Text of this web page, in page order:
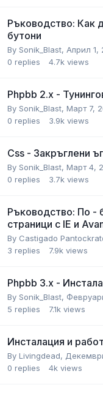
Ръководство: Как
бутони
By Sonik_Blast, Април 1,
0 replies 4.7k views
Phpbb 2.x -
By Sonik_Blast, Март 7,
0 replies 3.9k views
Css - Закръглени
By Sonik_Blast, Март 4,
0 replies 3.7k views
Ръководство: По -
страници с IE и
By Castigado
3 replies 7.9k views
Phpbb 3.x -
By Sonik_Blast,
5 replies 7.1k views
Инсталация и
By Livingdead,
0 replies 4k views